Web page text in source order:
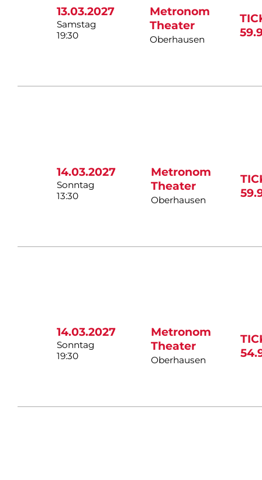
13.03.2027
Samstag
19:30
Metronom
Theater
Oberhausen
14.03.2027
Sonntag
13:30
Metronom
Theater
Oberhausen
14.03.2027
Sonntag
19:30
Metronom
Theater
Oberhausen